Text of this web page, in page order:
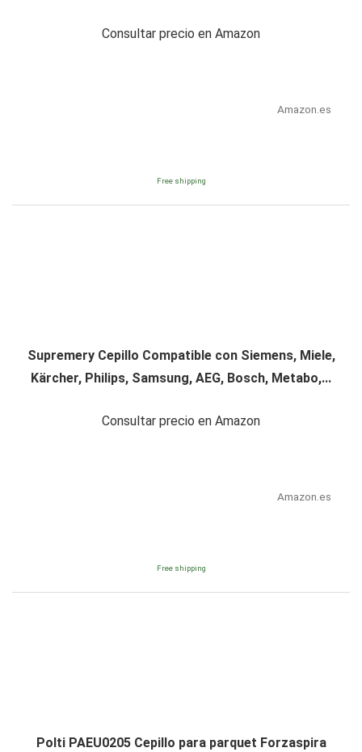
Consultar precio en Amazon
Amazon.es
Free shipping
Supremery Cepillo Compatible con Siemens, Miele,
Kärcher, Philips, Samsung, AEG, Bosch, Metabo,...
Consultar precio en Amazon
Amazon.es
Free shipping
Polti PAEU0205 Cepillo para parquet Forzaspira